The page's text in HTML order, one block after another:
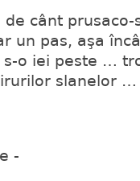
de cânt
un pas, aşa
o iei peste …
slanelor …
-